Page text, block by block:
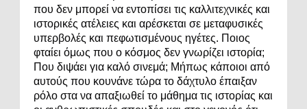
που δεν μπορεί να εντοπίσει τις καλλιτεχνικές και
ιστορικές ατέλειες και αρέσκεται σε μεταφυσικές
υπερβολές και πεφωτισμένους ηγέτες. Ποιος
φταίει όμως που ο κόσμος δεν γνωρίζει ιστορία;
Που διψάει για καλό σινεμά; Μήπως κάποιοι από
αυτούς που κουνάνε τώρα το δάχτυλο έπαιξαν
ρόλο στα να απαξιωθεί το μάθημα τις ιστορίας και